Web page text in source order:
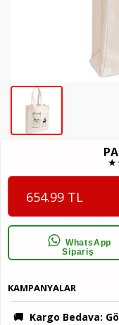
654.99 TL
WhatsApp
Sipariş
KAMPANYALAR
🚚 Kargo Bedava: